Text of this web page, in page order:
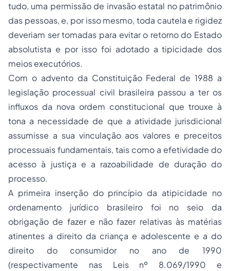
tudo, uma permissão de invasão estatal no patrimônio
das pessoas, e, por isso mesmo, toda cautela e rigidez
deveriam ser tomadas para evitar o retorno do Estado
absolutista e por isso foi adotado a tipicidade dos
meios executórios.
Com o advento da Constituição Federal de 1988 a
legislação processual civil brasileira passou a ter os
influxos da nova ordem constitucional que trouxe à
tona a necessidade de que a atividade jurisdicional
assumisse a sua vinculação aos valores e preceitos
processuais fundamentais, tais como a efetividade do
acesso à justiça e a razoabilidade de duração do
processo.
A primeira inserção do princípio da atipicidade no
ordenamento jurídico brasileiro foi no seio da
obrigação de fazer e não fazer relativas às matérias
atinentes a direito da criança e adolescente e a do
direito do consumidor no ano de 1990
(respectivamente nas Leis nº 8.069/1990 e